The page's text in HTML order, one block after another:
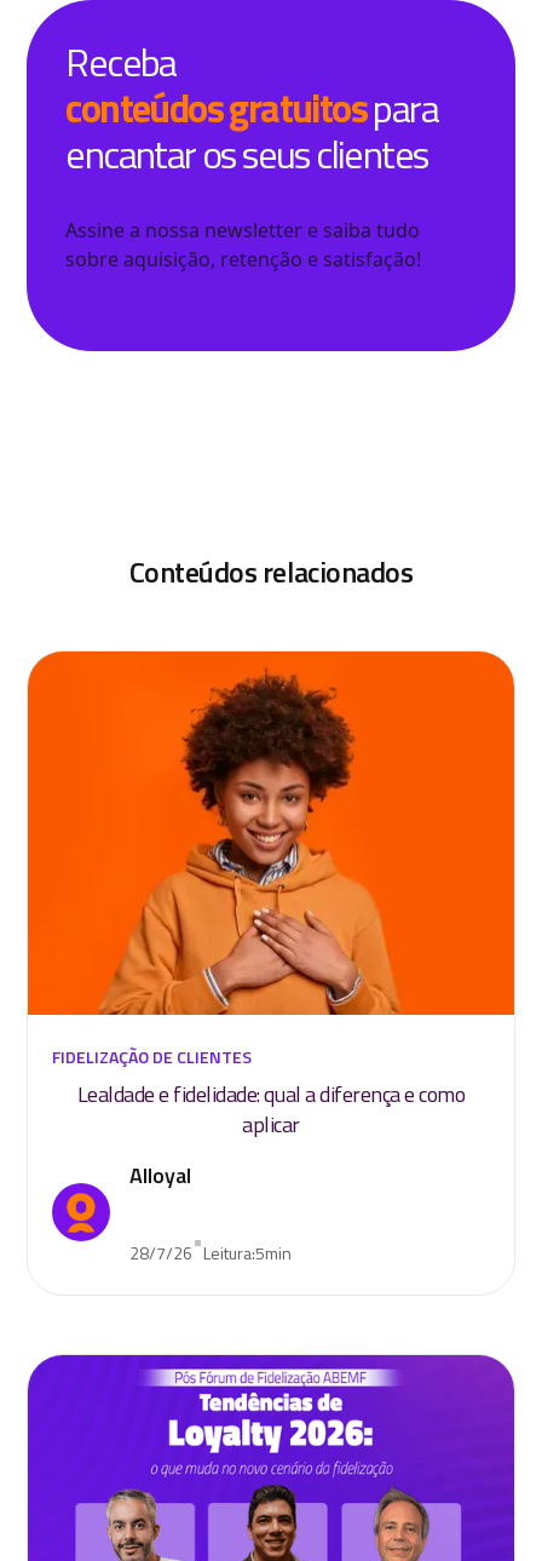
Receba
conteúdos gratuitospara
encantar os seus clientes
Assine a nossa newsletter e saiba tudo
sobre aquisição, retenção e satisfação!
Conteúdos relacionados
FIDELIZAÇÃO DE CLIENTES
Lealdade e fidelidade: qual a diferença e como
aplicar
Alloyal
28/7/26•Leitura:5min